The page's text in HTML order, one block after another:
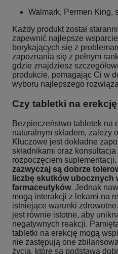
Walmark, Permen King,
Każdy produkt został
zapewnić najlepsze
borykających się z
zapoznania się z pełnym
gdzie znajdziesz
produkcie, pomagając Ci w
wyboru najlepszego
Czy tabletki na
Bezpieczeństwo tabletek na
naturalnym składem, zależy
Kluczowe jest dokładne
składnikami oraz
rozpoczęciem suplementacji.
zazwyczaj są dobrze
liczbę skutków ubocznych
farmaceutyków. Jednak
mogą interakcji z lekami na
istniejące warunki
jest równie istotne, aby
negatywnych reakcji.
tabletki na erekcję mogą
nie zastępują one
życia, które są podstawą